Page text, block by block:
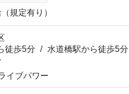
規定有り）
徒歩5分 / 水道橋駅から徒歩5分
イブパワー